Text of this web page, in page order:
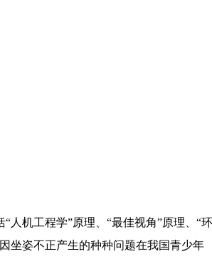
工程学”原理、“最佳视角”原理、“环
等因坐姿不正产生的种种问题在我国青少年